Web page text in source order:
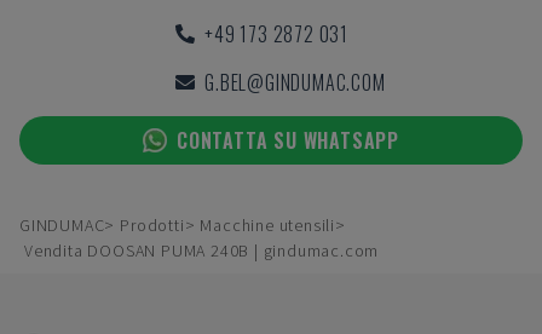
+49 173 2872 031
G.BEL@GINDUMAC.COM
CONTATTA SU WHATSAPP
GINDUMAC Prodotti
Macchine utensili
Vendita DOOSAN PUMA 240B | gindumac.com